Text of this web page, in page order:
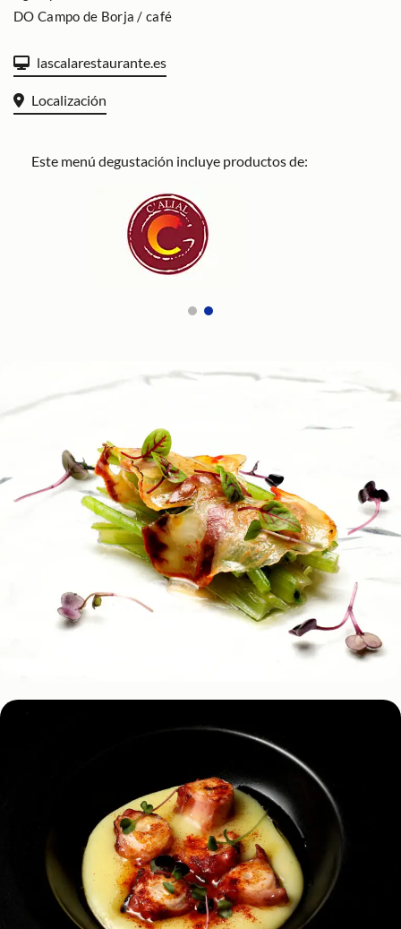
DO Campo de Borja / café
lascalarestaurante.es
Localización
Este menú degustación incluye productos de: